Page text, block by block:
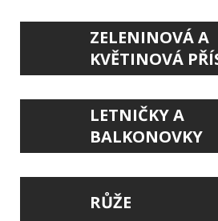
ZELENINOVÁ A
KVĚTINOVÁ
LETNIČKY A
BALKONOVKY
RŮŽE